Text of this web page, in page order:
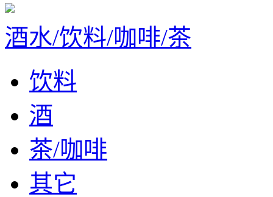
酒水/饮料/咖啡/茶
饮料
酒
茶/咖啡
其它